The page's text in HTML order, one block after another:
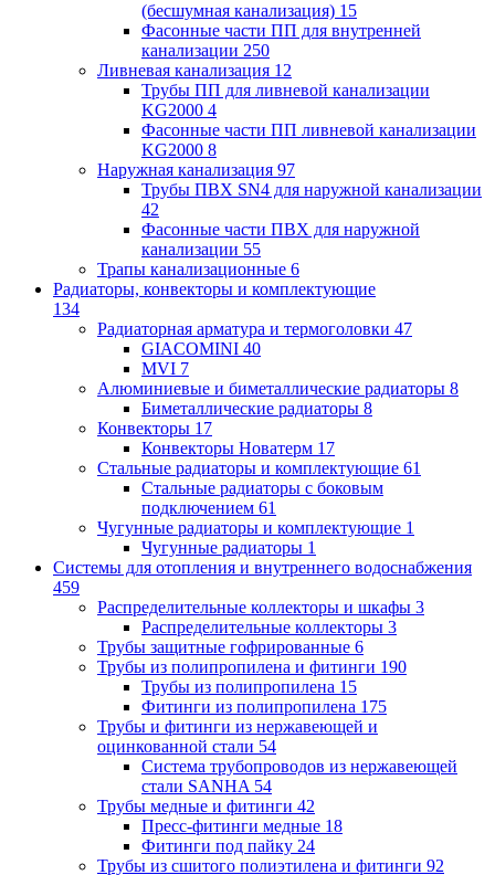
(бесшумная канализация) 15
Фасонные части ПП для внутренней
канализации 250
Ливневая канализация 12
Трубы ПП для ливневой канализации
KG2000 4
Фасонные части ПП ливневой канализации
KG2000 8
Наружная канализация 97
Трубы ПВХ SN4 для наружной канализации
42
Фасонные части ПВХ для наружной
канализации 55
Трапы канализационные 6
Радиаторы, конвекторы и комплектующие
134
Радиаторная арматура и термоголовки 47
GIACOMINI 40
MVI 7
Алюминиевые и биметаллические радиаторы 8
Биметаллические радиаторы 8
Конвекторы 17
Конвекторы Новатерм 17
Стальные радиаторы и комплектующие 61
Стальные радиаторы с боковым
подключением 61
Чугунные радиаторы и комплектующие 1
Чугунные радиаторы 1
Системы для отопления и внутреннего водоснабжения
459
Распределительные коллекторы и шкафы 3
Распределительные коллекторы 3
Трубы защитные гофрированные 6
Трубы из полипропилена и фитинги 190
Трубы из полипропилена 15
Фитинги из полипропилена 175
Трубы и фитинги из нержавеющей и
оцинкованной стали 54
Система трубопроводов из нержавеющей
стали SANHA 54
Трубы медные и фитинги 42
Пресс-фитинги медные 18
Фитинги под пайку 24
Трубы из сшитого полиэтилена и фитинги 92